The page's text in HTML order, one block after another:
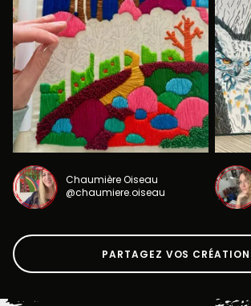
Chaumière Oiseau
@chaumiere.oiseau
PARTAGEZ VOS